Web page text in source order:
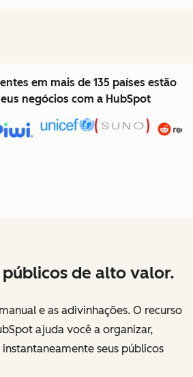
em mais de 135 países estão
negócios com a HubSpot
públicos de alto valor.
e as adivinhações. O recurso
ajuda você a organizar,
seus públicos